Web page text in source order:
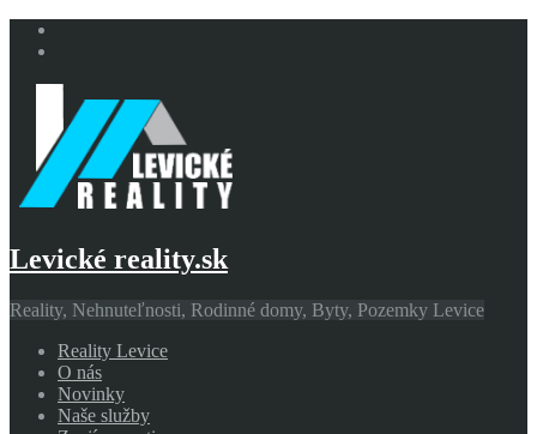
Levické reality.sk
Reality, Nehnuteľnosti, Rodinné domy, Byty, Pozemky Levice
Reality Levice
O nás
Novinky
Naše služby